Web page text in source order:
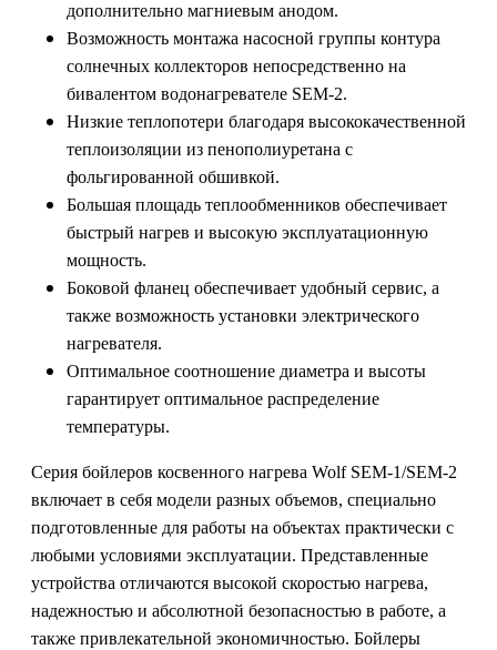
дополнительно магниевым анодом.
Возможность монтажа насосной группы контура
солнечных коллекторов непосредственно на
бивалентом водонагревателе SEM-2.
Низкие теплопотери благодаря высококачественной
теплоизоляции из пенополиуретана с
фольгированной обшивкой.
Большая площадь теплообменников обеспечивает
быстрый нагрев и высокую эксплуатационную
мощность.
Боковой фланец обеспечивает удобный сервис, а
также возможность установки электрического
нагревателя.
Оптимальное соотношение диаметра и высоты
гарантирует оптимальное распределение
температуры.
Серия бойлеров косвенного нагрева Wolf SEM-1/SEM-2
включает в себя модели разных объемов, специально
подготовленные для работы на объектах практически с
любыми условиями эксплуатации. Представленные
устройства отличаются высокой скоростью нагрева,
надежностью и абсолютной безопасностью в работе, а
также привлекательной экономичностью. Бойлеры